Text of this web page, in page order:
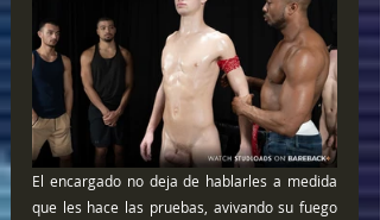
El encargado no deja de hablarles a medida
que les hace las pruebas, avivando su fuego